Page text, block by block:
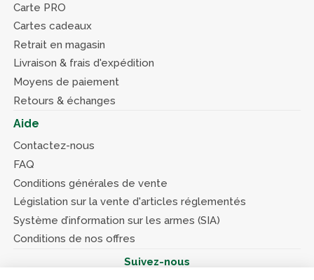
Carte PRO
Cartes cadeaux
Retrait en magasin
Livraison & frais d'expédition
Moyens de paiement
Retours & échanges
Aide
Contactez-nous
FAQ
Conditions générales de vente
Législation sur la vente d'articles réglementés
Système d’information sur les armes (SIA)
Conditions de nos offres
Suivez-nous